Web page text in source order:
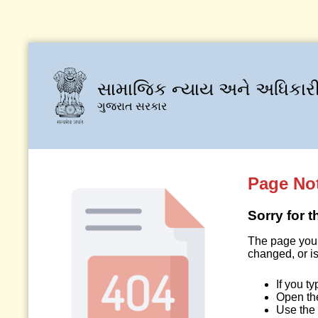
સામાજિક ન્યાય અને
ગુજરાત સરકાર
Page
Sorry for
The page
changed, or
If you
Open
Use